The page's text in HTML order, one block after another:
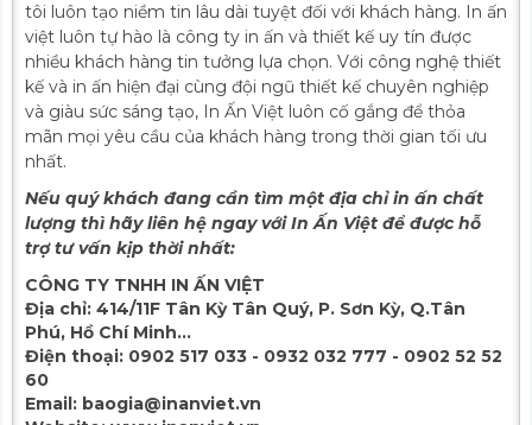
tôi luôn tạo niềm tin lâu dài tuyệt đối với khách hàng. In ấn
việt luôn tự hào là công ty in ấn và thiết kế uy tín được
nhiều khách hàng tin tưởng lựa chọn. Với công nghệ thiết
kế và in ấn hiện đại cùng đội ngũ thiết kế chuyên nghiệp
và giàu sức sáng tạo, In Ấn Việt luôn cố gắng để thỏa
mãn mọi yêu cầu của khách hàng trong thời gian tối ưu
nhất.
Nếu quý khách đang cần tìm một địa chỉ in ấn chất
lượng thì hãy liên hệ ngay với In Ấn Việt để được hỗ
trợ tư vấn kịp thời nhất:
CÔNG TY TNHH IN ẤN VIỆT
Địa chỉ: 414/11F Tân Kỳ Tân Quý, P. Sơn Kỳ, Q.Tân
Phú, Hồ Chí Minh...
Điện thoại: 0902 517 033 - 0932 032 777 - 0902 52 52
60
Email: baogia@inanviet.vn